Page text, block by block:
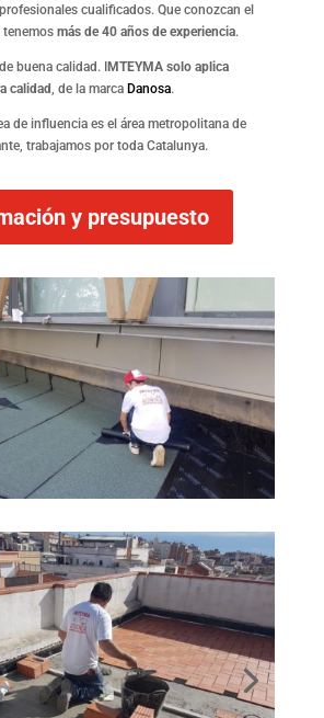
cualificados. Que conozcan el
tenemos más de 40 años de experiencia.
buena calidad. I MTEYMA solo aplica
calidad, de la marca Danosa.
de influencia es el área metropolitana de
trabajamos por toda Catalunya.
y presupuesto